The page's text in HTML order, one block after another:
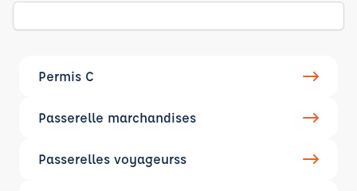
Permis C
Passerelle marchandises
Passerelles voyageurss